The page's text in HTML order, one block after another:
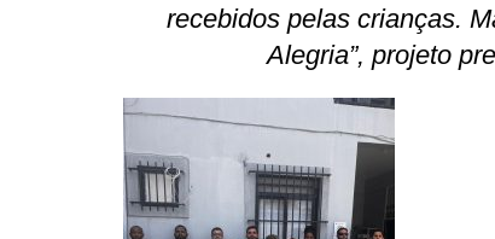
recebidos pelas crianças.
Alegria”, projeto